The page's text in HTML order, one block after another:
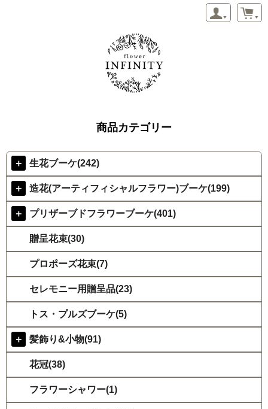
商品カテゴリー
＋ 生花ブーケ(242)
＋ 造花(アーティフィシャルフラワー)ブーケ(199)
＋ プリザーブドフラワーブーケ(401)
贈呈花束(30)
プロポーズ花束(7)
セレモニー用贈呈品(23)
トス・プルズブーケ(5)
＋ 髪飾り&小物(91)
花冠(38)
フラワーシャワー(1)